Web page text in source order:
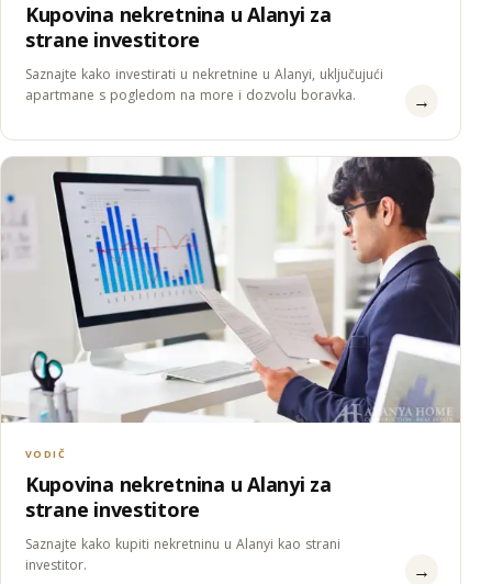
Kupovina nekretnina u Alanyi za
strane investitore
Saznajte kako investirati u nekretnine u Alanyi, uključujući
apartmane s pogledom na more i dozvolu boravka.
→
VODIČ
Kupovina nekretnina u Alanyi za
strane investitore
Saznajte kako kupiti nekretninu u Alanyi kao strani
investitor.
→